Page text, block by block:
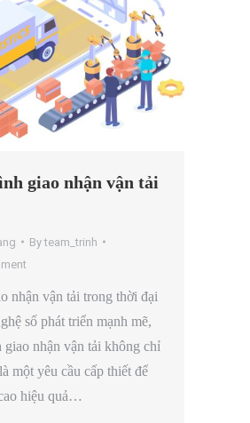
giao nhận vận tải
Byteam_trinh
nhận vận tải trong thời đại
số phát triển mạnh mẽ,
nhận vận tải không chỉ
một yêu cầu cấp thiết để
hiệu quả…